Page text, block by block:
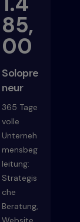
Solopre
neur
365 Tage
volle
Unterneh
mensbeg
leitung:
Strategis
che
Beratung,
85,
00